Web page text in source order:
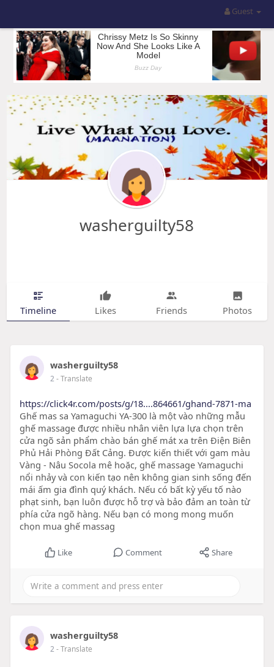
Guest
washerguilty58
Timeline Likes Friends Photos
washerguilty58
2- Translate
https://click4r.com/posts/g/18....864661/ghand-7871-ma
Ghế mas sa Yamaguchi YA-300 là một vào những mẫu
ghế massage được nhiều nhân viên lựa lựa chọn trên
cửa ngõ sản phẩm chào bán ghế mát xa trên Điện Biên
Phủ Hải Phòng Đất Cảng. Được kiến thiết với gam màu
Vàng - Nâu Socola mê hoặc, ghế massage Yamaguchi
nổi nhảy và con kiến tạo nên không gian sinh sống đến
mái ấm gia đình quý khách. Nếu có bất kỳ yếu tố nào
phạt sinh, bạn luôn được hỗ trợ và bảo đảm an toàn từ
phía cửa ngõ hàng. Nếu bạn có mong mong muốn
chọn mua ghế massag
Like Comment Share
washerguilty58
2- Translate